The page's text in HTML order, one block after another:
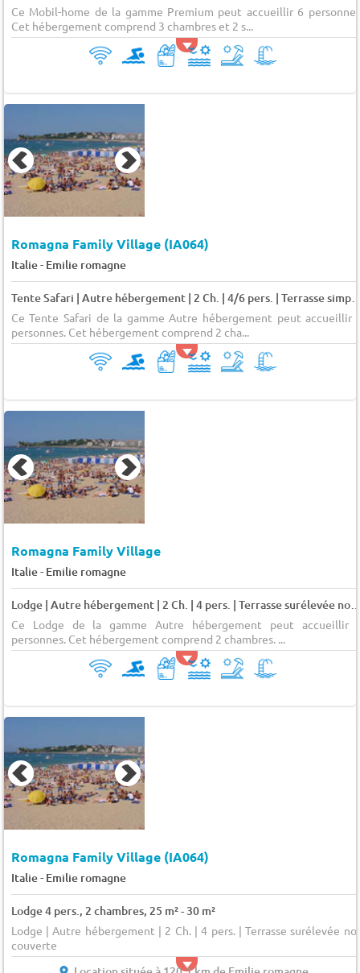
Ce Mobil-home de la gamme Premium peut accueillir 6
Cet hébergement comprend 3 chambres et 2 s...
Romagna Family Village (IA064)
Italie- Emilie romagne
Tente Safari | Autre hébergement | 2 Ch. | 4/
Ce Tente Safari de la gamme Autre hébergement peut accueillir
personnes. Cet hébergement comprend 2 cha...
Romagna Family Village
Italie- Emilie romagne
Lodge | Autre hébergement | 2 Ch. | 4 pers. | Terrasse
Ce Lodge de la gamme Autre hébergement peut accueillir
personnes. Cet hébergement comprend 2 chambres. ...
Romagna Family Village (IA064)
Italie- Emilie romagne
Lodge 4 pers., 2 chambres, 25 m² - 30 m²
Lodge | Autre hébergement | 2 Ch. | 4 pers. | Terrasse surélevée
couverte